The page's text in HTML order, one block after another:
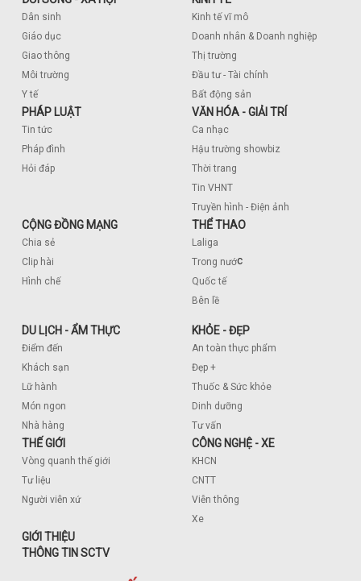
Dân sinh
Giáo dục
Giao thông
Môi trường
Y tế
Kinh tế vĩ mô
Doanh nhân & Doanh nghiệp
Thị trường
Đầu tư - Tài chính
Bất động sản
PHÁP LUẬT
Tin tức
Pháp đình
Hỏi đáp
VĂN HÓA - GIẢI TRÍ
Ca nhạc
Hậu trường showbiz
Thời trang
Tin VHNT
Truyền hình - Điện ảnh
CỘNG ĐỒNG MẠNG
Chia sẻ
Clip hài
Hình chế
THỂ THAO
Laliga
Trong nước
Quốc tế
Bên lề
DU LỊCH - ẨM THỰC
Điểm đến
Khách sạn
Lữ hành
Món ngon
Nhà hàng
KHỎE - ĐẸP
An toàn thực phẩm
Đẹp +
Thuốc & Sức khỏe
Dinh dưỡng
Tư vấn
THẾ GIỚI
Vòng quanh thế giới
Tư liệu
Người viễn xứ
CÔNG NGHỆ - XE
KHCN
CNTT
Viễn thông
Xe
GIỚI THIỆU
THÔNG TIN SCTV